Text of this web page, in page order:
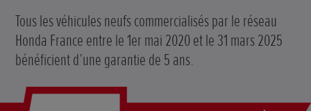
Tous les véhicules neufs commercialisés par le réseau
Honda France entre le 1er mai 2020 et le 31 mars 2025
bénéficient d’une garantie de 5 ans.